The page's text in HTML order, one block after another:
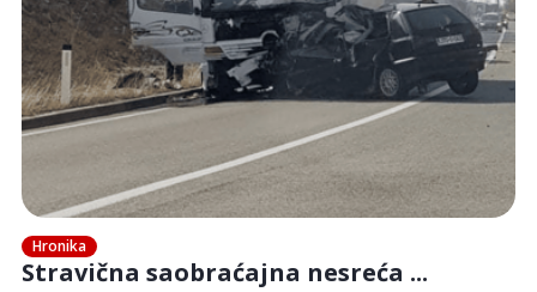
Hronika
Stravična saobraćajna nesreća ...